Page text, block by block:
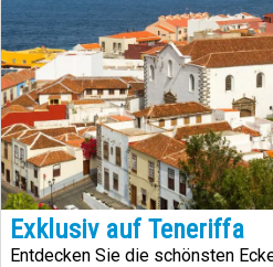
Exklusiv auf Teneriffa
Entdecken Sie die schönsten